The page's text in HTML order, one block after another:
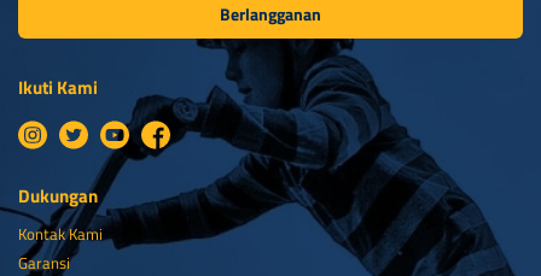
Berlangganan
Ikuti Kami
Dukungan
Kontak Kami
Garansi